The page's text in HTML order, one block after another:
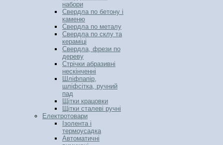
набори
Свердла по бетону і
каменю
Свердла по металу
Свердла по склу та
кераміці
Свердла, фрези по
дереву
Стрічки абразивні
нескінченні
Шліфпапір,
шліфсітка, ручний
пад
Щітки крацовки
Щітки сталеві ручні
Електротовари
Ізолента і
термоусадка
Автоматичні